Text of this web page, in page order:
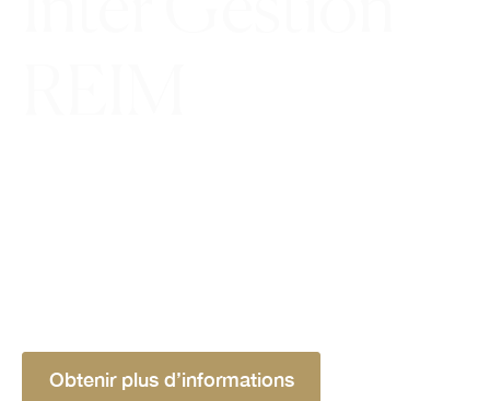
Obtenir plus d’informations